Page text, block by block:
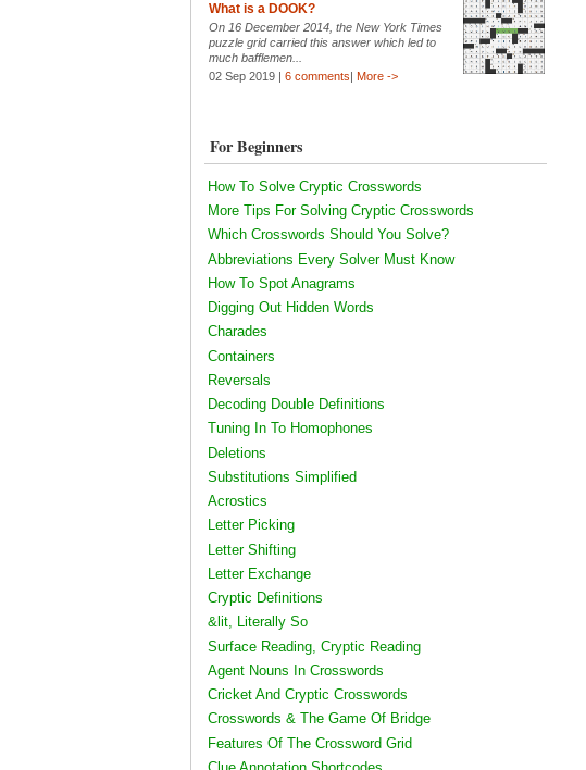
What is a DOOK?
On 16 December 2014, the New York Times
puzzle grid carried this answer which led to
much bafflemen...
02 Sep 2019 | 6 comments| More ->
For Beginners
How To Solve Cryptic Crosswords
More Tips For Solving Cryptic Crosswords
Which Crosswords Should You Solve?
Abbreviations Every Solver Must Know
How To Spot Anagrams
Digging Out Hidden Words
Charades
Containers
Reversals
Decoding Double Definitions
Tuning In To Homophones
Deletions
Substitutions Simplified
Acrostics
Letter Picking
Letter Shifting
Letter Exchange
Cryptic Definitions
&lit, Literally So
Surface Reading, Cryptic Reading
Agent Nouns In Crosswords
Cricket And Cryptic Crosswords
Crosswords & The Game Of Bridge
Features Of The Crossword Grid